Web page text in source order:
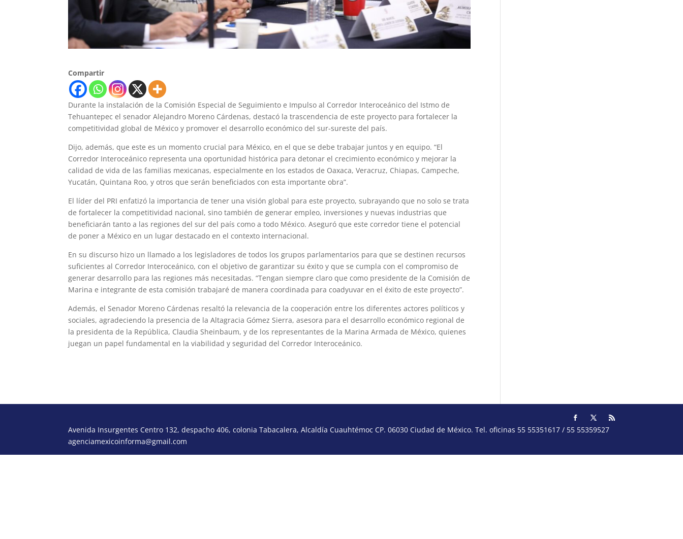
Compartir
Durante la instalación de la Comisión Especial de Seguimiento e Impulso al Corredor Interoceánico del Istmo de
Tehuantepec el senador Alejandro Moreno Cárdenas, destacó la trascendencia de este proyecto para fortalecer la
competitividad global de México y promover el desarrollo económico del sur-sureste del país.
Dijo, además, que este es un momento crucial para México, en el que se debe trabajar juntos y en equipo. “El
Corredor Interoceánico representa una oportunidad histórica para detonar el crecimiento económico y mejorar la
calidad de vida de las familias mexicanas, especialmente en los estados de Oaxaca, Veracruz, Chiapas, Campeche,
Yucatán, Quintana Roo, y otros que serán beneficiados con esta importante obra”.
El líder del PRI enfatizó la importancia de tener una visión global para este proyecto, subrayando que no solo se trata
de fortalecer la competitividad nacional, sino también de generar empleo, inversiones y nuevas industrias que
beneficiarán tanto a las regiones del sur del país como a todo México. Aseguró que este corredor tiene el potencial
de poner a México en un lugar destacado en el contexto internacional.
En su discurso hizo un llamado a los legisladores de todos los grupos parlamentarios para que se destinen recursos
suficientes al Corredor Interoceánico, con el objetivo de garantizar su éxito y que se cumpla con el compromiso de
generar desarrollo para las regiones más necesitadas. “Tengan siempre claro que como presidente de la Comisión de
Marina e integrante de esta comisión trabajaré de manera coordinada para coadyuvar en el éxito de este proyecto”.
Además, el Senador Moreno Cárdenas resaltó la relevancia de la cooperación entre los diferentes actores políticos y
sociales, agradeciendo la presencia de la Altagracia Gómez Sierra, asesora para el desarrollo económico regional de
la presidenta de la República, Claudia Sheinbaum, y de los representantes de la Marina Armada de México, quienes
juegan un papel fundamental en la viabilidad y seguridad del Corredor Interoceánico.
Avenida Insurgentes Centro 132, despacho 406, colonia Tabacalera, Alcaldía Cuauhtémoc CP. 06030 Ciudad de México. Tel. oficinas 55 55351617 / 55 55359527
agenciamexicoinforma@gmail.com